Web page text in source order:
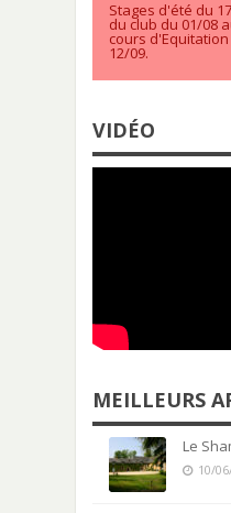
Stages d'été du
du club du 01/08
cours
12/09.
VIDÉO
MEILLEURS
Le
10/